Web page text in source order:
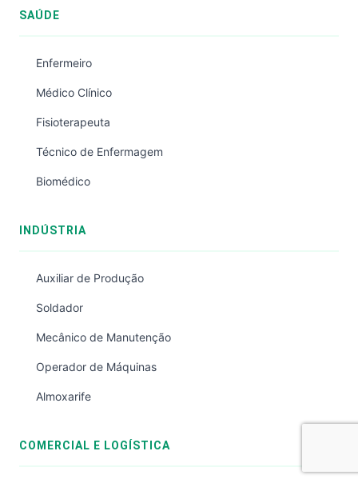
SAÚDE
Enfermeiro
Médico Clínico
Fisioterapeuta
Técnico de Enfermagem
Biomédico
INDÚSTRIA
Auxiliar de Produção
Soldador
Mecânico de Manutenção
Operador de Máquinas
Almoxarife
COMERCIAL E LOGÍSTICA